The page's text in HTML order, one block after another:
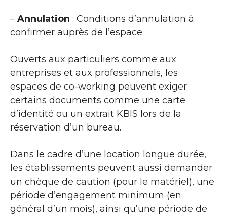
– Annulation : Conditions d’annulation à
confirmer auprès de l’espace.
Ouverts aux particuliers comme aux
entreprises et aux professionnels, les
espaces de co-working peuvent exiger
certains documents comme une carte
d’identité ou un extrait KBIS lors de la
réservation d’un bureau.
Dans le cadre d’une location longue durée,
les établissements peuvent aussi demander
un chèque de caution (pour le matériel), une
période d’engagement minimum (en
général d’un mois), ainsi qu’une période de